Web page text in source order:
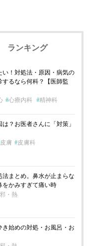
ランキング
い！対処法・原因・病気の
るなら何科？【医師監
心療内科 精神科
？お医者さんに「対策」
皮膚 皮膚科
まとめ。鼻水が止まらな
をかみすぎて痛い時
・熱
き始めの対処・お風呂・お